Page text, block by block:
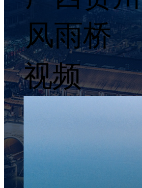
风雨桥
视频